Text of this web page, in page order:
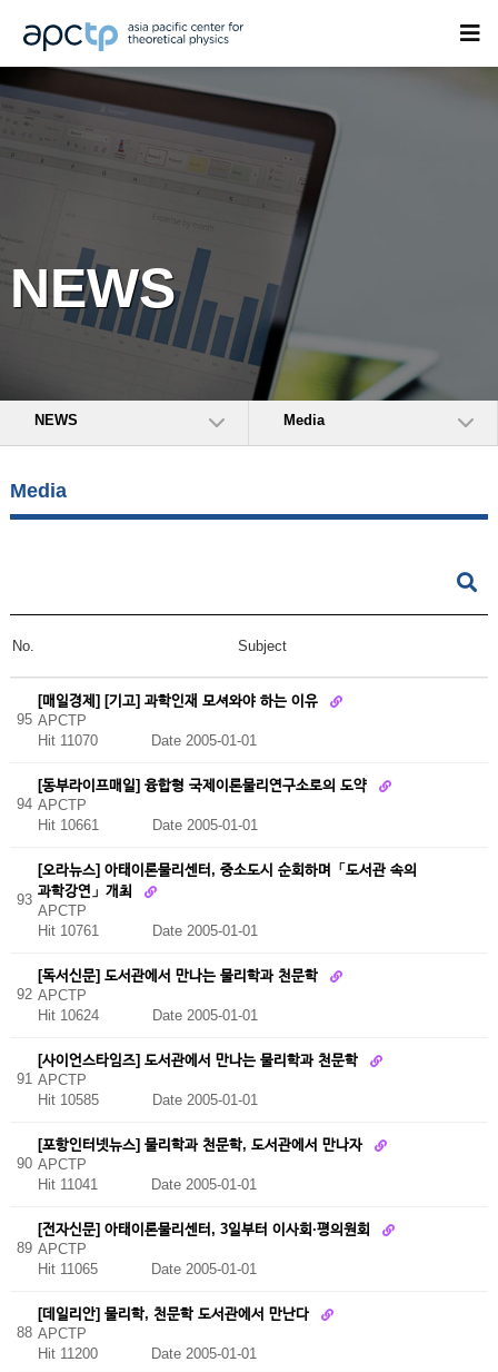
NEWS
NEWS Media
Media
No. Subject
95
[매일경제] [기고] 과학인재 모셔와야 하는 이유
APCTP
Hit 11070
Date 2005-01-01
94
[동부라이프매일] 융합형 국제이론물리연구소로의 도약
APCTP
Hit 10661
Date 2005-01-01
93
[오라뉴스] 아태이론물리센터, 중소도시 순회하며「도서관 속의
과학강연」개최
APCTP
Hit 10761 Date 2005-01-01
92
[독서신문] 도서관에서 만나는 물리학과 천문학
APCTP
Hit 10624
Date 2005-01-01
91
[사이언스타임즈] 도서관에서 만나는 물리학과 천문학
APCTP
Hit 10585
Date 2005-01-01
90
[포항인터넷뉴스] 물리학과 천문학, 도서관에서 만나자
APCTP
Hit 11041
Date 2005-01-01
89
[전자신문] 아태이론물리센터, 3일부터 이사회·평의원회
APCTP
Hit 11065
Date 2005-01-01
88
[데일리안] 물리학, 천문학 도서관에서 만난다
APCTP
Hit 11200
Date 2005-01-01